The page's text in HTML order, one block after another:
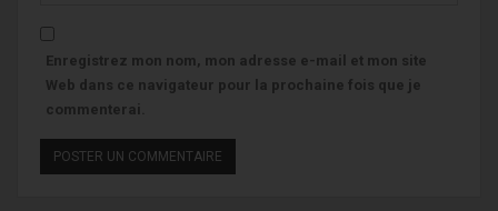
Enregistrez mon nom, mon adresse e-mail et mon site
Web dans ce navigateur pour la prochaine fois que je
commenterai.